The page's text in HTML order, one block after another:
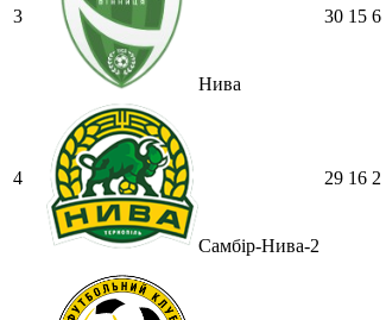
3
Нива
30 15 6
4
Самбір-Нива-2
29 16 2